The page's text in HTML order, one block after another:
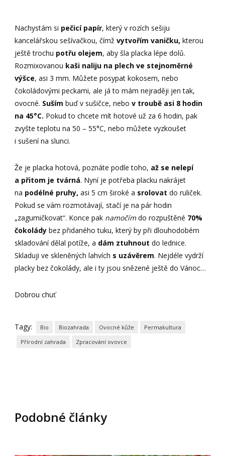
Nachystám si pečicí papír, který v rozích sešiju
kancelářskou sešívačkou, čímžvytvořím vaničku, kterou
ještě trochu potřu olejem, aby šla placka lépe dolů.
Rozmixovanou kaši naliju na plech ve stejnoměrné
výšce, asi 3 mm. Můžete posypat kokosem, nebo
čokoládovými peckami, ale já to mám nejraději jen tak,
ovocné. Suším buď v sušičce, nebov troubě asi 8 hodin
na 45°C. Pokud to chcete mít hotové už za 6 hodin, pak
zvyšte teplotu na 50 – 55°C, nebo můžete vyzkoušet
i sušení na slunci.
Že je placka hotová, poznáte podle toho, až se nelepí
a přitom je tvárná. Nyní je potřeba placku nakrájet
na podélné pruhy, asi 5 cm široké a srolovatdo ruliček.
Pokud se vám rozmotávají, stačí je na pár hodin
„zagumičkovat“. Konce pak namočímdo rozpuštěné 70%
čokolády bez přidaného tuku, který by při dlouhodobém
skladování dělal potíže, a dám ztuhnoutdo lednice.
Skladuji ve skleněných lahvích s uzávěrem. Nejdéle vydrží
placky bez čokolády, ale i ty jsou snězené ještě do Vánoc…
Dobrou chuť
Tagy: Bio Biozahrada Ovocné kůže
Permakultura
Přírodní zahrada
Zpracování ovovce
Podobné články